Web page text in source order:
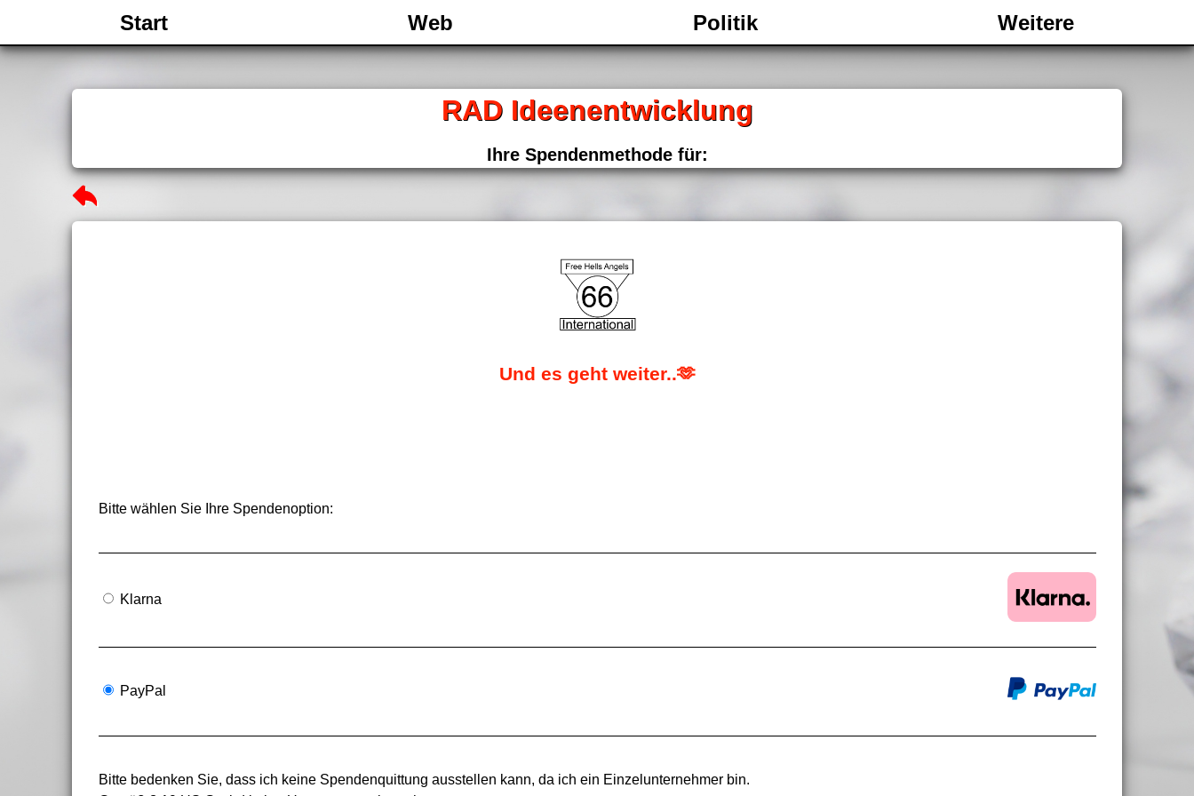
Start Web Politik Weitere
RAD Ideenentwicklung
Ihre Spendenmethode für:
Und es geht weiter..🫶
Bitte wählen Sie Ihre Spendenoption:
Klarna
PayPal
Bitte bedenken Sie, dass ich keine Spendenquittung ausstellen kann, da ich ein Einzelunternehmer bin.